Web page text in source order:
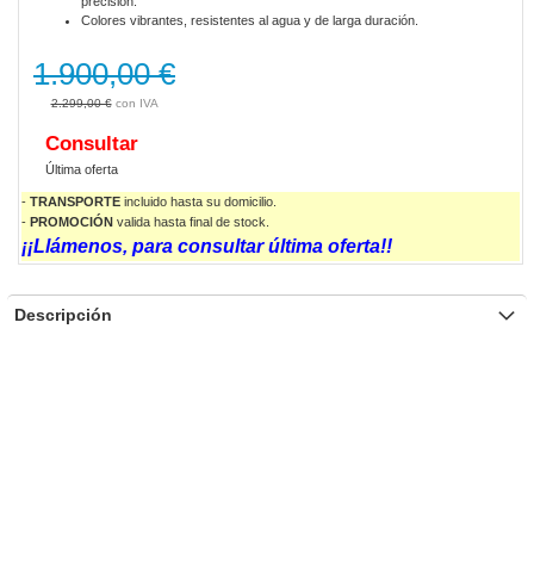
Colores vibrantes, resistentes al agua y de larga duración.
2.299,00 €
1.900,00 €
Consultar
Última oferta
- TRANSPORTE incluido hasta su domicilio.
- PROMOCIÓN valida hasta final de stock.
¡¡Llámenos, para consultar última oferta!!
Descripción